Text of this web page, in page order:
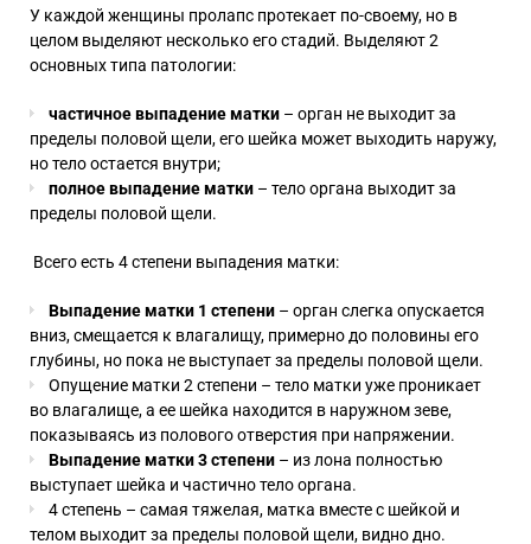
У каждой женщины пролапс протекает по-своему, но в
целом выделяют несколько его стадий. Выделяют 2
основных типа патологии:
частичное выпадение матки – орган не выходит за
пределы половой щели, его шейка может выходить наружу,
но тело остается внутри;
полное выпадение матки – тело органа выходит за
пределы половой щели.
Всего есть 4 степени выпадения матки:
Выпадение матки 1 степени – орган слегка опускается
вниз, смещается к влагалищу, примерно до половины его
глубины, но пока не выступает за пределы половой щели.
Опущение матки 2 степени – тело матки уже проникает
во влагалище, а ее шейка находится в наружном зеве,
показываясь из полового отверстия при напряжении.
Выпадениематки 3 степени – из лона полностью
выступает шейка и частично тело органа.
4 степень – самая тяжелая, матка вместе с шейкой и
телом выходит за пределы половой щели, видно дно.